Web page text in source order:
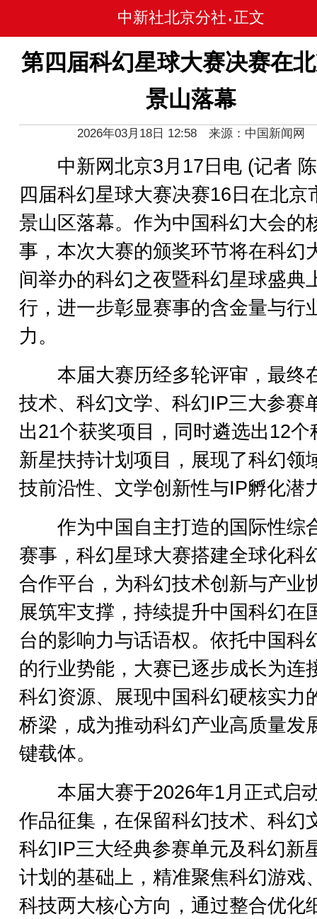
中新社北京分社 • 正文
第四届科幻星球大赛决赛在
景山落幕
2026年03月18日 12:58 来源：中国新闻网
中新网北京3月17日电 (记者
四届科幻星球大赛决赛16日在北京
景山区落幕。作为中国科幻大会的
事，本次大赛的颁奖环节将在科幻
间举办的科幻之夜暨科幻星球盛典
行，进一步彰显赛事的含金量与行
力。
本届大赛历经多轮评审，最终
技术、科幻文学、科幻IP三大参赛
出21个获奖项目，同时遴选出12个
新星扶持计划项目，展现了科幻领
技前沿性、文学创新性与IP孵化潜
作为中国自主打造的国际性综
赛事，科幻星球大赛搭建全球化科
合作平台，为科幻技术创新与产业
展筑牢支撑，持续提升中国科幻在
台的影响力与话语权。依托中国科
的行业势能，大赛已逐步成长为连
科幻资源、展现中国科幻硬核实力
桥梁，成为推动科幻产业高质量发
键载体。
本届大赛于2026年1月正式启
作品征集，在保留科幻技术、科幻
科幻IP三大经典参赛单元及科幻新
计划的基础上，精准聚焦科幻游戏
科技两大核心方向，通过整合优化